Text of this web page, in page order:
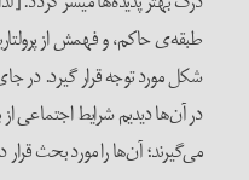
طبقه‌ی حاکم، و فهمش از پرولتاریا
در آن‌ها دیدیم شرایط اجتماعی از
می‌گیرند؛ آن‌ها را مورد بحث قرار